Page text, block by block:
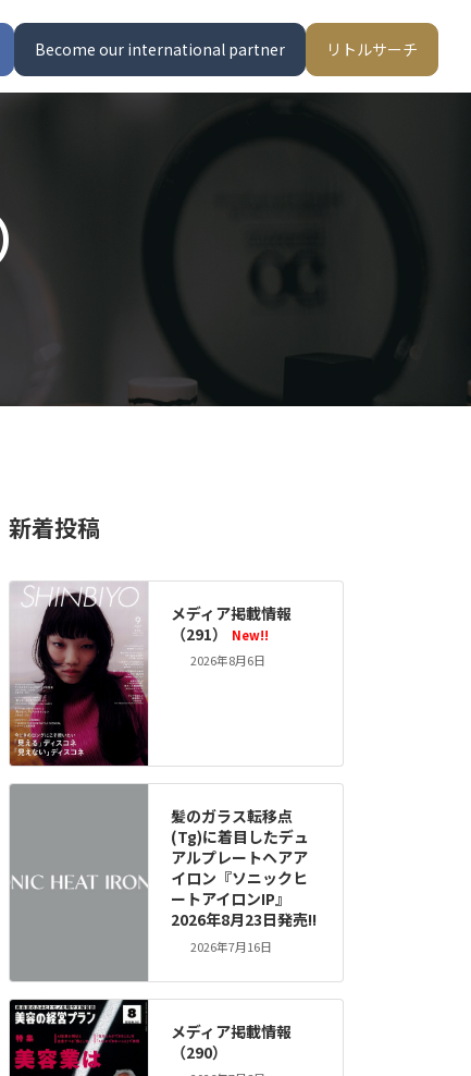
Become our international partner リトルサーチ
新着投稿
メディア掲載情報
（291）
New!!
2026年8月6日
髪のガラス転移点
(Tg)に着目したデュ
アルプレートヘアア
イロン『ソニックヒ
ートアイロンIP』
2026年8月23日発売!!
2026年7月16日
メディア掲載情報
（290）